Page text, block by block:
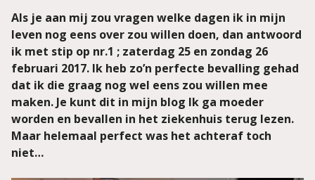
Als je aan mij zou vragen welke dagen ik in mijn
leven nog eens over zou willen doen, dan antwoord
ik met stip op nr.1 ; zaterdag 25 en zondag 26
februari 2017. Ik heb zo’n perfecte bevalling gehad
dat ik die graag nog wel eens zou willen mee
maken. Je kunt dit in mijn blog Ik ga moeder
worden en bevallen in het ziekenhuis terug lezen.
Maar helemaal perfect was het achteraf toch
niet…